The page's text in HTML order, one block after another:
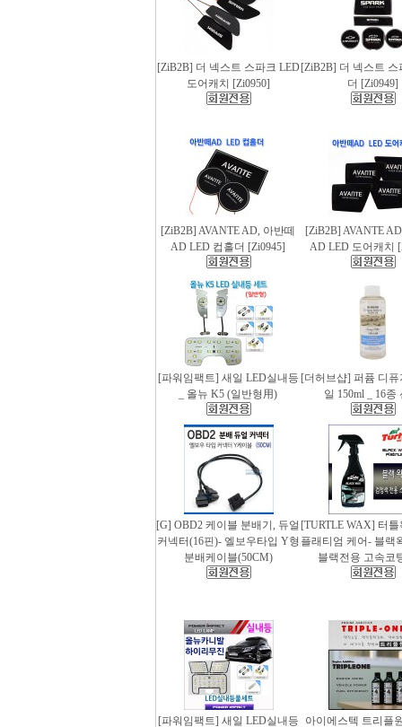
[ZiB2B] 더 넥스트 스파크 LED
도어캐치 [Zi0950]
[ZiB2B] 더 넥스트 스
더 [Zi0949]
[ZiB2B] AVANTE AD, 아반떼
AD LED 컵홀더 [Zi0945]
[ZiB2B] AVANTE
AD LED 도어캐치
[파워임팩트] 새일 LED실내등
_ 올뉴 K5 (일반형用)
[더허브샵] 퍼퓸 디
일 150ml _ 16종
[G] OBD2 케이블 분배기, 듀얼
커넥터(16핀)- 엘보우타입 Y형
분배케이블(50CM)
[TURTLE WAX] 터
플래티엄 케어- 블랙
블랙전용 고속코
[파워임팩트] 새일 LED실내등 아이에스텍 트리플